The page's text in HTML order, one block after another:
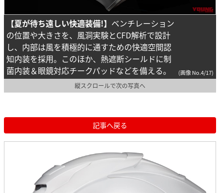
【夏が待ち遠しい快適装備!】 ベンチレーション
の位置や大きさを、風洞実験とCFD解析で設計
し、内部は風を積極的に通すための快適空間認
知内装を採用。このほか、熱遮断シールドに制
菌内装＆眼鏡対応チークパッドなどを備える。
(画像 No.4/17)
縦スクロールで次の写真へ
記事へ戻る